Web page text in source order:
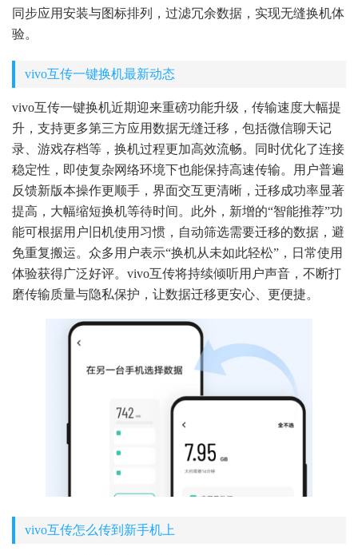
同步应用安装与图标排列，过滤冗余数据，实现无缝换机体
验。
vivo互传一键换机最新动态
vivo互传一键换机近期迎来重磅功能升级，传输速度大幅提
升，支持更多第三方应用数据无缝迁移，包括微信聊天记
录、游戏存档等，换机过程更加高效流畅。同时优化了连接
稳定性，即使复杂网络环境下也能保持高速传输。用户普遍
反馈新版本操作更顺手，界面交互更清晰，迁移成功率显著
提高，大幅缩短换机等待时间。此外，新增的“智能推荐”功
能可根据用户旧机使用习惯，自动筛选需要迁移的数据，避
免重复搬运。众多用户表示“换机从未如此轻松”，日常使用
体验获得广泛好评。vivo互传将持续倾听用户声音，不断打
磨传输质量与隐私保护，让数据迁移更安心、更便捷。
vivo互传怎么传到新手机上